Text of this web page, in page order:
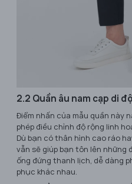
2.2 Quần âu nam cạp di
Điểm nhấn của mẫu quần này
phép điều chỉnh độ rộng linh
Dù bạn có thân hình cao ráo
vẫn sẽ giúp bạn tôn lên những
ống đứng thanh lịch, dễ dàng
phục khác nhau.